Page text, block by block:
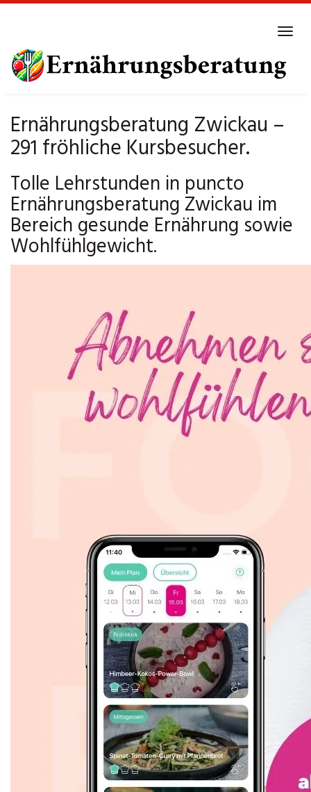
main
content
Ernährungsberatung Zwickau –
291 fröhliche Kursbesucher.
Tolle Lehrstunden in puncto
Ernährungsberatung Zwickau im
Bereich gesunde Ernährung sowie
Wohlfühlgewicht.